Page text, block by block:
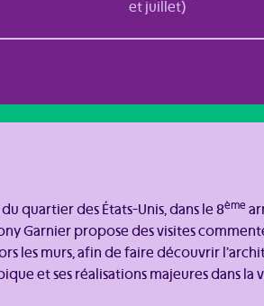
et juillet)
quartier des États-Unis, dans le 8ème
Garnier propose des visites
les murs, afin de faire découvrir
et ses réalisations majeures dans la